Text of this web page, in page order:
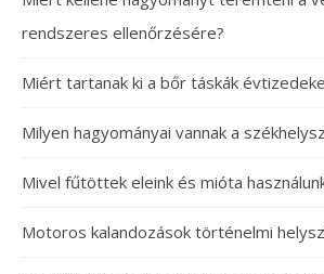
rendszeres ellenőrzésére?
Miért tartanak ki a bőr táskák
Milyen hagyományai vannak a
Mivel fűtöttek eleink és mióta
Motoros kalandozások történelmi